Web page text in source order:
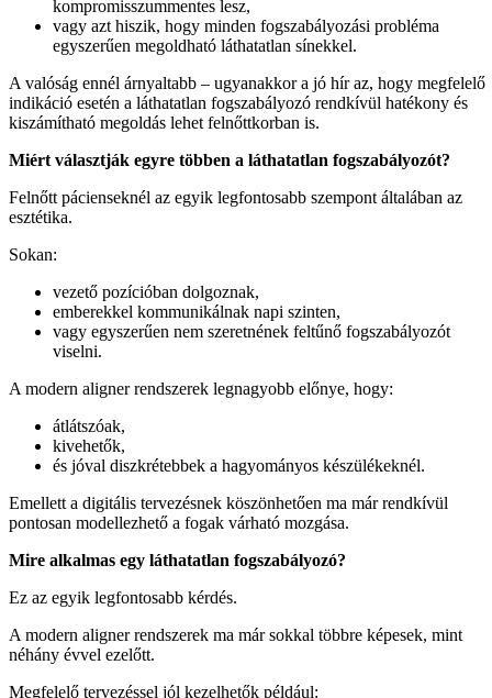
kompromisszummentes lesz,
vagy azt hiszik, hogy minden fogszabályozási probléma
egyszerűen megoldható láthatatlan sínekkel.
A valóság ennél árnyaltabb – ugyanakkor a jó hír az, hogy megfelelő
indikáció esetén a láthatatlan fogszabályozó rendkívül hatékony és
kiszámítható megoldás lehet felnőttkorban is.
Miért választják egyre többen a láthatatlan fogszabályozót?
Felnőtt pácienseknél az egyik legfontosabb szempont általában az
esztétika.
Sokan:
vezető pozícióban dolgoznak,
emberekkel kommunikálnak napi szinten,
vagy egyszerűen nem szeretnének feltűnő fogszabályozót
viselni.
A modern aligner rendszerek legnagyobb előnye, hogy:
átlátszóak,
kivehetők,
és jóval diszkrétebbek a hagyományos készülékeknél.
Emellett a digitális tervezésnek köszönhetően ma már rendkívül
pontosan modellezhető a fogak várható mozgása.
Mire alkalmas egy láthatatlan fogszabályozó?
Ez az egyik legfontosabb kérdés.
A modern aligner rendszerek ma már sokkal többre képesek, mint
néhány évvel ezelőtt.
Megfelelő tervezéssel jól kezelhetők például: